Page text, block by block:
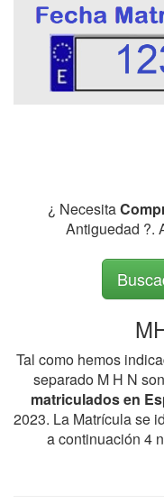
¿ Necesita
Antiguedad ?.
Tal como hemos
separado M H N
matriculados en
2023. La Matrícula se
a continuación 4